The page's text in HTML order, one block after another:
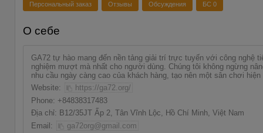
Персональный заказ Отзывы Обсуждения БС 0
О себе
GA72 tự hào mang đến nền tảng giải trí trực tuyến với công nghệ
nghiệm mượt mà nhất cho người dùng. Chúng tôi không ngừng
nhu cầu ngày càng cao của khách hàng, tạo nên một sân chơi
Website:
https://ga72.org/
Phone: +84838317483
Địa chỉ: B12/35JT Ấp 2, Tân Vĩnh Lộc, Hồ Chí Minh, Việt Nam
Email:
ga72org@gmail.com